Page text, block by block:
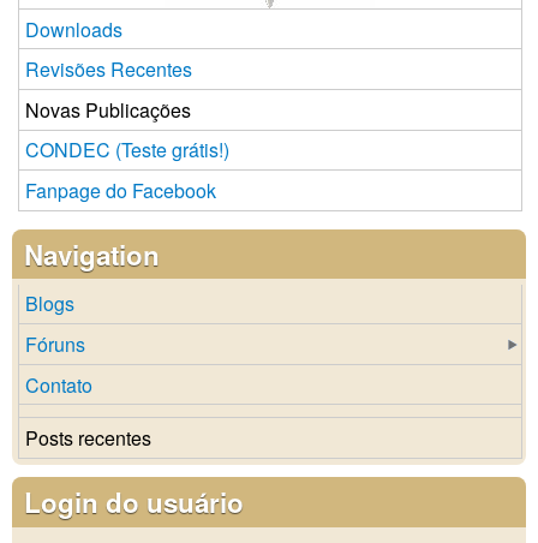
Downloads
Revisões Recentes
Novas Publicações
CONDEC (Teste grátis!)
Fanpage do Facebook
Navigation
Blogs
Fóruns
Contato
Posts recentes
Login do usuário